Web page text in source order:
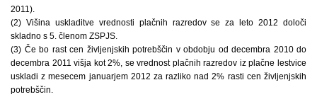
2011).
(2) Višina uskladitve vrednosti plačnih razredov se za leto 2012 določi
skladno s 5. členom ZSPJS.
(3) Če bo rast cen življenjskih potrebščin v obdobju od decembra 2010 do
decembra 2011 višja kot 2%, se vrednost plačnih razredov iz plačne lestvice
uskladi z mesecem januarjem 2012 za razliko nad 2% rasti cen življenjskih
potrebščin.